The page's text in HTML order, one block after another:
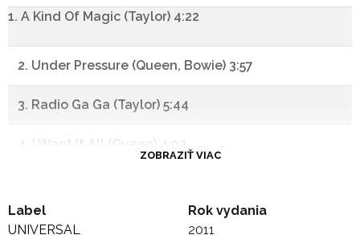
1. A Kind Of Magic (Taylor) 4:22
2. Under Pressure (Queen, Bowie) 3:57
3. Radio Ga Ga (Taylor) 5:44
4. I Want It All (Queen) 4:02
6. Innuendo (Queen) 6:28
ZOBRAZIŤ VIAC
Label
UNIVERSAL
Rok vydania
2011